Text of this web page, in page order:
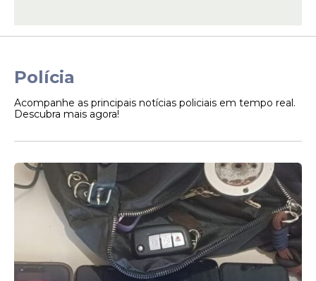
Polícia
Acompanhe as principais notícias policiais em tempo real.
Descubra mais agora!